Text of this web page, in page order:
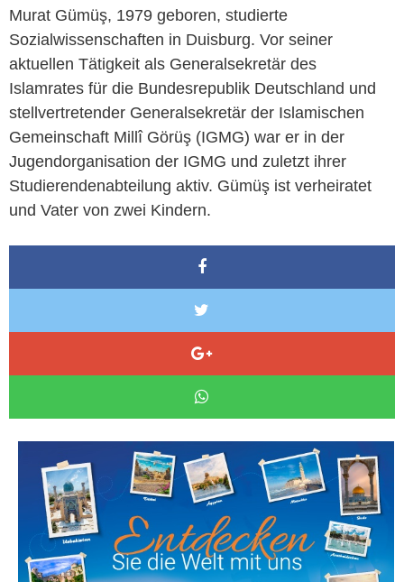
Murat Gümüş, 1979 geboren, studierte
Sozialwissenschaften in Duisburg. Vor seiner
aktuellen Tätigkeit als Generalsekretär des
Islamrates für die Bundesrepublik Deutschland und
stellvertretender Generalsekretär der Islamischen
Gemeinschaft Millî Görüş (IGMG) war er in der
Jugendorganisation der IGMG und zuletzt ihrer
Studierendenabteilung aktiv. Gümüş ist verheiratet
und Vater von zwei Kindern.